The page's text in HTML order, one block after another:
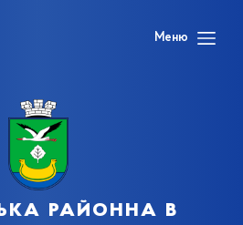
Меню
районна в